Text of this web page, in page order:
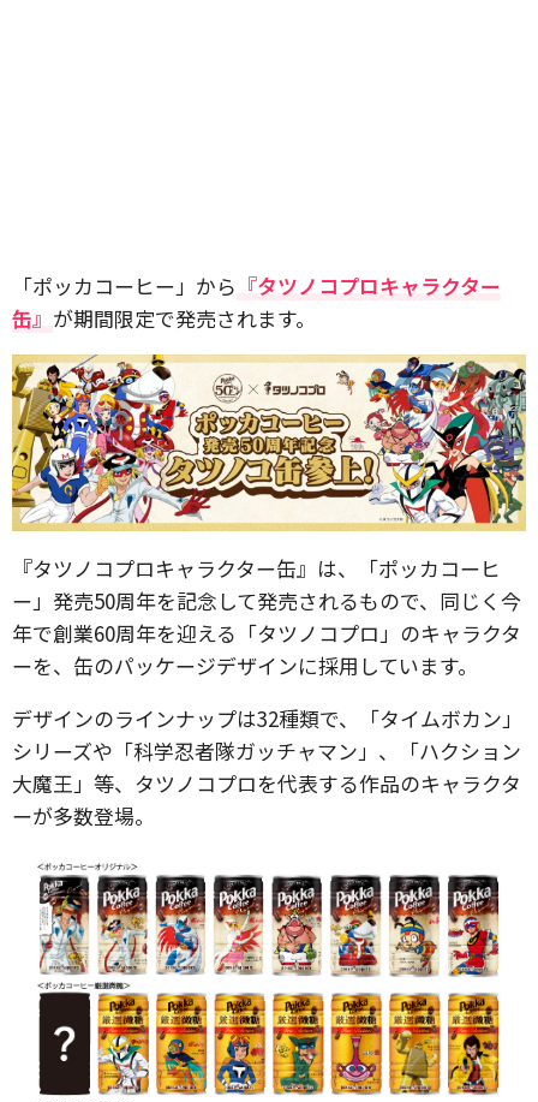
「ポッカコーヒー」から 『タツノコプロキャラクター
缶』 が期間限定で発売されます。
『タツノコプロキャラクター缶』は、「ポッカコーヒ
ー」発売50周年を記念して発売されるもので、同じく今
年で創業60周年を迎える「タツノコプロ」のキャラクタ
ーを、缶のパッケージデザインに採用しています。
デザインのラインナップは32種類で、「タイムボカン」
シリーズや「科学忍者隊ガッチャマン」、「ハクション
大魔王」等、タツノコプロを代表する作品のキャラクタ
ーが多数登場。